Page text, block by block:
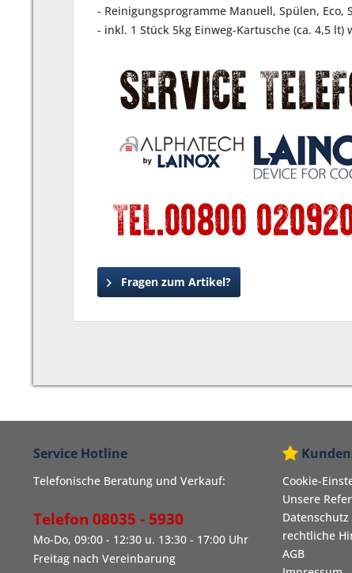
- Reinigungsprogramme Manuell, Spülen, Eco,
- inkl. 1 Stück 5kg Einweg-Kartusche (ca. 4,5
Fragen zum Artikel?
Service Hotline
Telefonische Beratung und Verkauf:
Telefon 08035 - 5930
Mo-Do, 09:00 - 12:30 u. 13:30 - 17:00 Uhr
Freitag nach Vereinbarung
Cookie-
Unsere
Datenschutz
rechtliche
AGB